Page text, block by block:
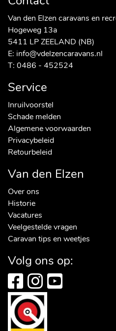
Van den Elzen caravans en
Hogeweg 13a
5411 LP ZEELAND (NB)
E: info@vdelzencaravans.nl
T: 0486 - 452524
Service
Inruilvoorstel
Schade melden
Algemene voorwaarden
Privacybeleid
Retourbeleid
Van den Elzen
Over ons
Historie
Vacatures
Veelgestelde vragen
Caravan tips en weetjes
Volg ons op: